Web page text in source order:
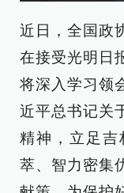
近日，全国政
在接受光明日
将深入学习领
近平总书记关
精神，立足
萃、智力密集